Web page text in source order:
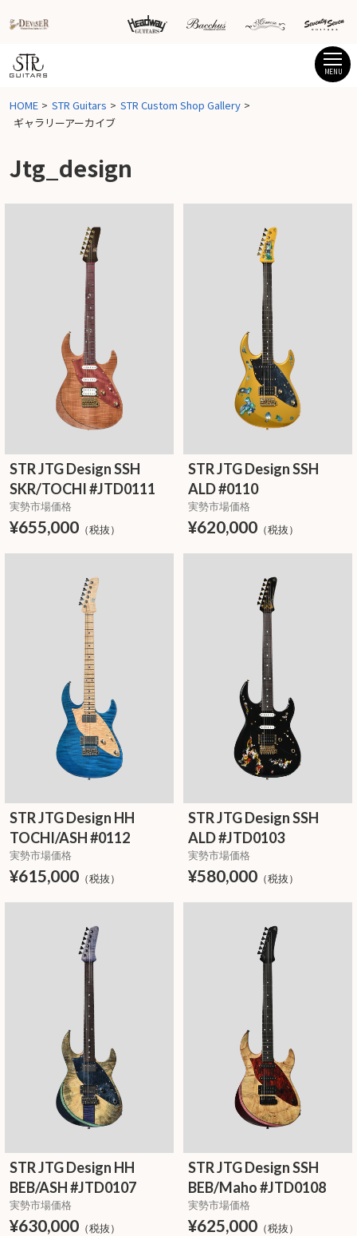
MENU
HOME STR Guitars
STR Custom Shop Gallery
ギャラリーアーカイブ
Jtg_design
STR JTG Design SSH
SKR/TOCHI #JTD0111
実勢市場価格
¥655,000 （税抜）
STR JTG Design SSH
ALD #0110
実勢市場価格
¥620,000 （税抜）
STR JTG Design HH
TOCHI/ASH #0112
実勢市場価格
¥615,000 （税抜）
STR JTG Design SSH
ALD #JTD0103
実勢市場価格
¥580,000 （税抜）
STR JTG Design HH
BEB/ASH #JTD0107
実勢市場価格
¥630,000 （税抜）
STR JTG Design SSH
BEB/Maho #JTD0108
実勢市場価格
¥625,000 （税抜）